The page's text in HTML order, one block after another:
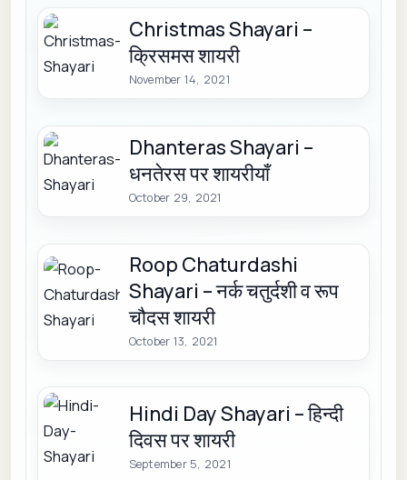
Christmas Shayari –
क्रिसमस शायरी
November 14, 2021
Dhanteras Shayari –
धनतेरस पर शायरीयाँ
October 29, 2021
Roop Chaturdashi
Shayari – नर्क चतुर्दशी व रूप
चौदस शायरी
October 13, 2021
Hindi Day Shayari – हिन्दी
दिवस पर शायरी
September 5, 2021